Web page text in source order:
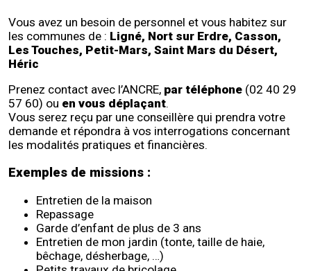
Vous avez un besoin de personnel et vous habitez sur
les communes de : Ligné, Nort sur Erdre, Casson,
Les Touches, Petit-Mars, Saint Mars du Désert,
Héric
Prenez contact avec l’ANCRE, par téléphone (02 40 29
57 60) ou en vous déplaçant.
Vous serez reçu par une conseillère qui prendra votre
demande et répondra à vos interrogations concernant
les modalités pratiques et financières.
Exemples de missions :
Entretien de la maison
Repassage
Garde d’enfant de plus de 3 ans
Entretien de mon jardin (tonte, taille de haie,
bêchage, désherbage, …)